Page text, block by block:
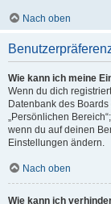
Nach oben
Wie kann ich meine
Wenn du dich
Datenbank des
„Persönlichen
wenn du auf deinen
Einstellungen ändern.
Nach oben
Wie kann ich